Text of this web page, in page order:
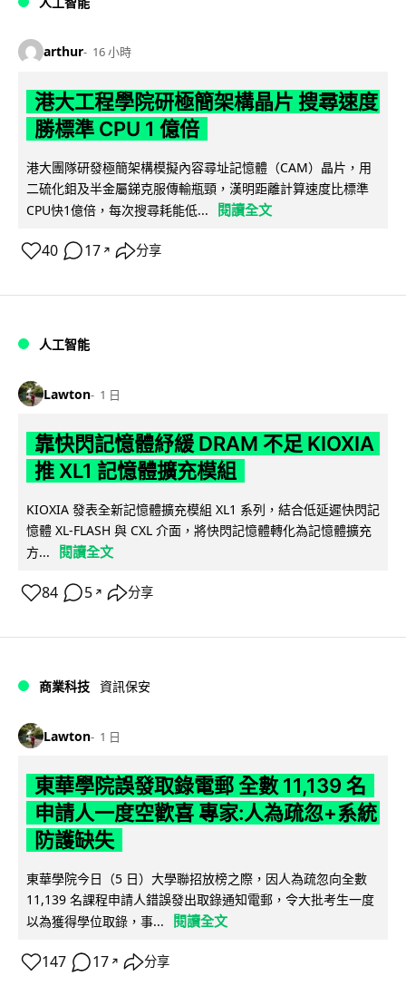
arthur 16 小時
港大工程學院研極簡架構晶片 搜尋速度
勝標準 CPU 1 億倍
港大團隊研發極簡架構模擬內容尋址記憶體（CAM）晶片，用
二硫化鉬及半金屬銻克服傳輸瓶頸，漢明距離計算速度比標準
CPU快1億倍，每次搜尋耗能低...
閱讀全文
40 17 ↗ 分享
人工智能
Lawton 1 日
靠快閃記憶體紓緩 DRAM 不足 KIOXIA
推 XL1 記憶體擴充模組
KIOXIA 發表全新記憶體擴充模組 XL1 系列，結合低延遲快閃記
憶體 XL-FLASH 與 CXL 介面，將快閃記憶體轉化為記憶體擴充
方...
閱讀全文
84 5 ↗ 分享
商業科技 資訊保安
Lawton 1 日
東華學院誤發取錄電郵 全數 11,139 名
申請人一度空歡喜 專家:人為疏忽+系統
防護缺失
東華學院今日（5 日）大學聯招放榜之際，因人為疏忽向全數
11,139 名課程申請人錯誤發出取錄通知電郵，令大批考生一度
以為獲得學位取錄，事...
閱讀全文
147 17 ↗ 分享